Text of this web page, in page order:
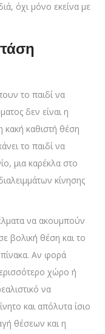
όχι μόνο εκείνα με
το παιδί να
δεν είναι η
κακή καθιστή θέση
το παιδί να
μια καρέκλα στο
κίνησης
να ακουμπούν
βολική θέση και το
Αν φορά
χώρο ή
να
και απόλυτα ίσιο
θέσεων και η